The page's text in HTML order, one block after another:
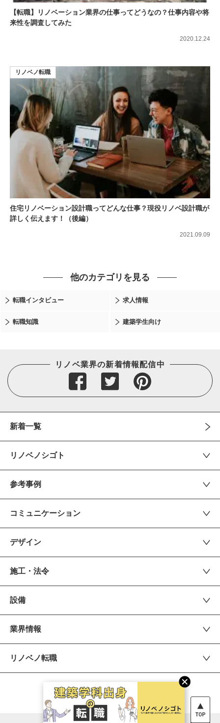
【転職】リノベーション業界の仕事ってどうなの？仕事内容や将
来性を調査してみた
2020.12.24
住宅リノベーション設計職ってどんな仕事？現役リノベ設計職が
詳しく伝えます！（後編）
リノベノ転職
2021.09.09
他のカテゴリを見る
転職インタビュー 求人情報
転職知識 建築学生向け
リノベ業界の新着情報配信中
新着一覧
リノベノシゴト
参考事例
コミュニケーション
デザイン
施工・法令
設備
業界情報
リノベノ転職